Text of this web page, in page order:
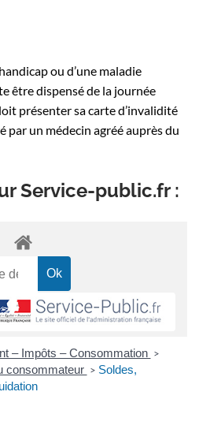
ou d’une maladie
être dispensé de la journée
présenter sa carte d’invalidité
un médecin agréé auprès du
Service-public.fr :
– Impôts – Consommation >
consommateur > Soldes,